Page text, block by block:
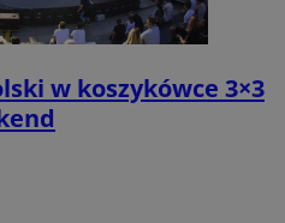
w koszykówce 3×3